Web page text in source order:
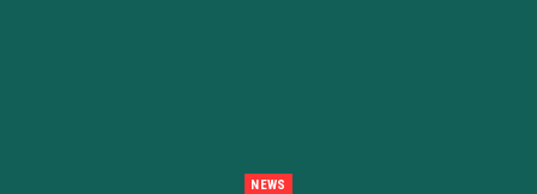
NEWS